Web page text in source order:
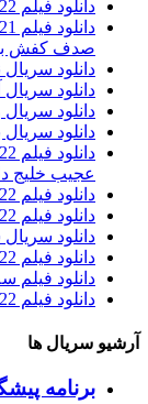
دانلود فیلم Dhaakad 2022 جان سخت
صدف کفش
دانلود
دانلود
دانلود
دانلود سریال
عجیب خلیج
دانلود فیلم Seoul Vibe 2022 حال و هوای سئول
دانلود فیلم Alienoid 2022 بیگانه
دانلود
دانلود فیلم I Came By 2022 آمدم
دانلود فیلم
دانلود فیلم Fourth of July 2022 چهارم جولای
آرشیو سریال ها
برنامه